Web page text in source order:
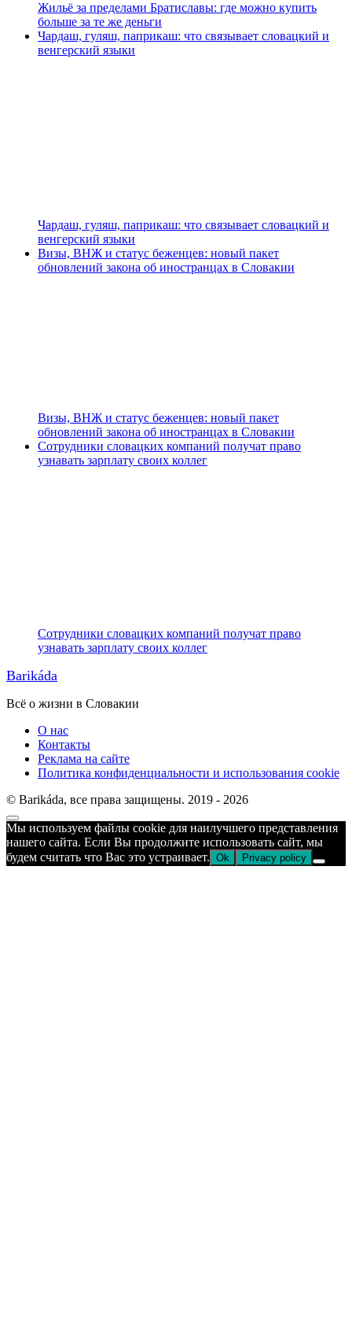
Жильё за пределами Братиславы: где можно купить
больше за те же деньги
Чардаш, гуляш, паприкаш: что связывает словацкий и
венгерский языки
Чардаш, гуляш, паприкаш: что связывает словацкий и
венгерский языки
Визы, ВНЖ и статус беженцев: новый пакет
обновлений закона об иностранцах в Словакии
Визы, ВНЖ и статус беженцев: новый пакет
обновлений закона об иностранцах в Словакии
Сотрудники словацких компаний получат право
узнавать зарплату своих коллег
Сотрудники словацких компаний получат право
узнавать зарплату своих коллег
Barikáda
Всё о жизни в Словакии
О нас
Контакты
Реклама на сайте
Политика конфиденциальности и использования cookie
© Barikáda, все права защищены. 2019 - 2026
Прокрутка
к
верху
Мы используем файлы cookie для наилучшего представления
нашего сайта. Если Вы продолжите использовать сайт, мы
будем считать что Вас это устраивает. Ok Privacy policy